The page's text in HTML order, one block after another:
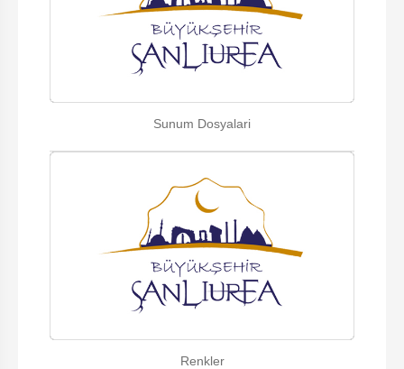
Sunum Dosyalari
Renkler